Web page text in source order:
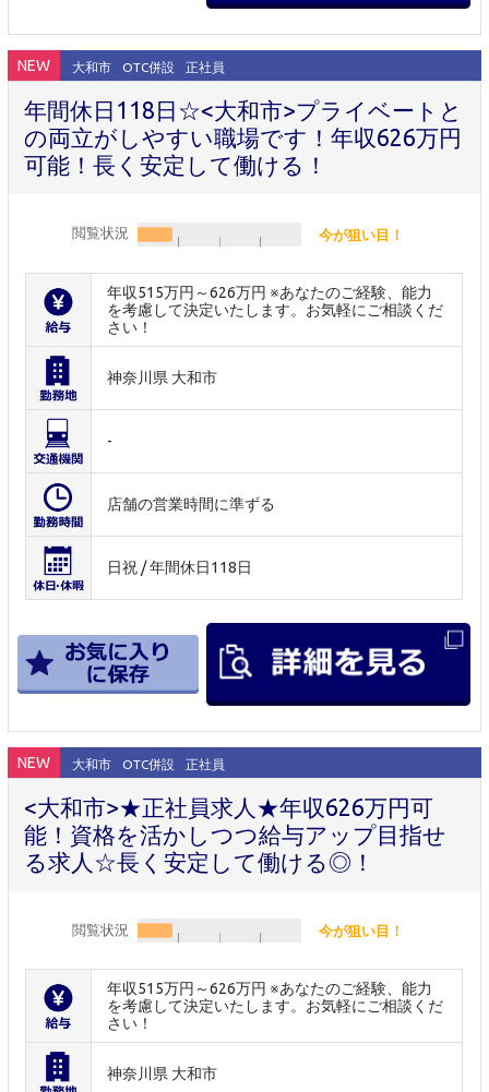
NEW 大和市 OTC併設 正社員
年間休日118日☆<大和市>プライベートと
の両立がしやすい職場です！年収626万円
可能！長く安定して働ける！
閲覧状況 今が狙い目！
年収515万円～626万円 ※あなたのご経験、能力
を考慮して決定いたします。お気軽にご相談くだ
さい！
神奈川県 大和市
-
店舗の営業時間に準ずる
日祝 / 年間休日118日
NEW 大和市 OTC併設 正社員
<大和市>★正社員求人★年収626万円可
能！資格を活かしつつ給与アップ目指せ
る求人☆長く安定して働ける◎！
閲覧状況 今が狙い目！
年収515万円～626万円 ※あなたのご経験、能力
を考慮して決定いたします。お気軽にご相談くだ
さい！
神奈川県 大和市